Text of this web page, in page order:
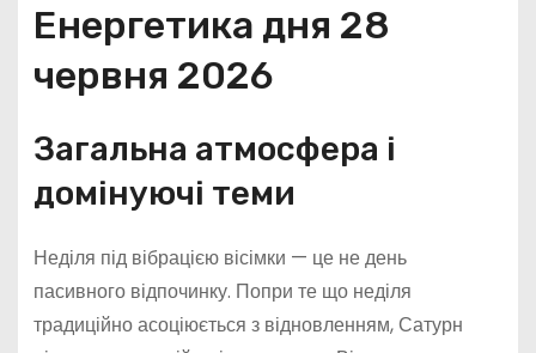
Енергетика дня 28
червня 2026
Загальна атмосфера і
домінуючі теми
Неділя під вібрацією вісімки — це не день
пасивного відпочинку. Попри те що неділя
традиційно асоціюється з відновленням, Сатурн